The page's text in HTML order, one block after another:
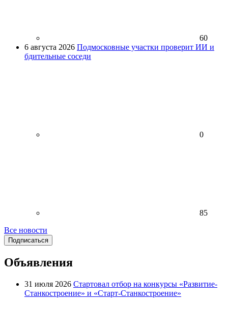
60
6 августа 2026 Подмосковные участки проверит ИИ и
бдительные соседи
0
85
Все новости
Подписаться
Объявления
31 июля 2026 Стартовал отбор на конкурсы «Развитие-
Станкостроение» и «Старт-Станкостроение»